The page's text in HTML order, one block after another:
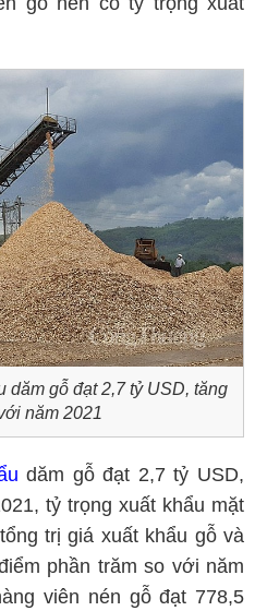
dăm gỗ đạt 2,7 tỷ USD, tăng
năm 2021
dăm gỗ đạt 2,7 tỷ USD,
tỷ trọng xuất khẩu mặt
trị giá xuất khẩu gỗ và
phần trăm so với năm
viên nén gỗ đạt 778,5